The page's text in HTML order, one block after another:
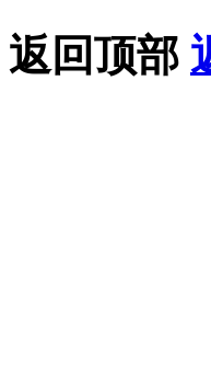
返回顶部